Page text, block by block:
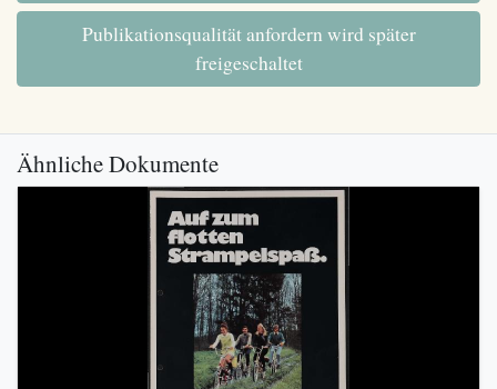
Publikationsqualität anfordern wird später
freigeschaltet
Ähnliche Dokumente